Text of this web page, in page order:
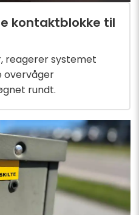
kontaktblokke til
reagerer systemet
overvåger
rundt.